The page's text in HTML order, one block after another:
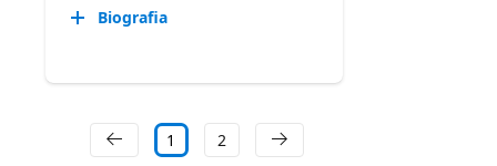
Biografia
1 2